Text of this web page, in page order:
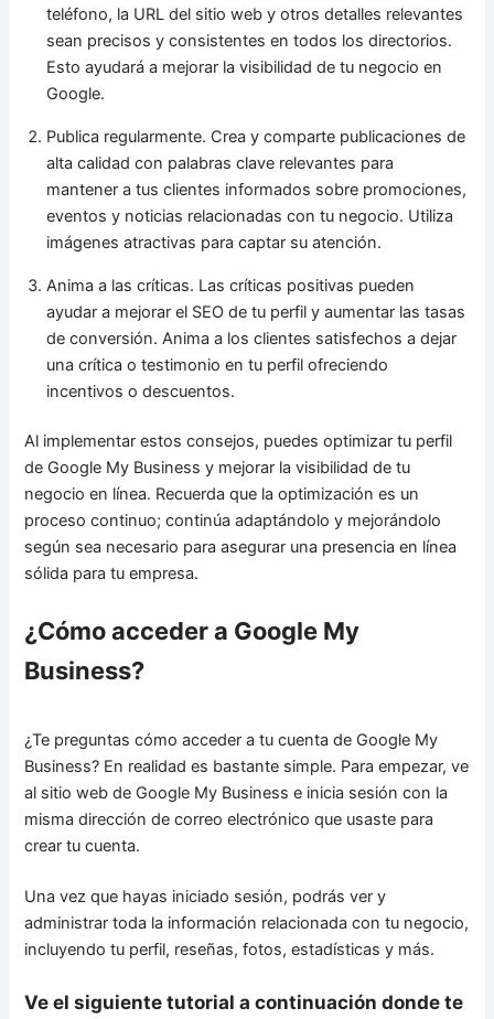
teléfono, la URL del sitio web y otros detalles relevantes
sean precisos y consistentes en todos los directorios.
Esto ayudará a mejorar la visibilidad de tu negocio en
Google.
Publica regularmente. Crea y comparte publicaciones de
alta calidad con palabras clave relevantes para
mantener a tus clientes informados sobre promociones,
eventos y noticias relacionadas con tu negocio. Utiliza
imágenes atractivas para captar su atención.
Anima a las críticas. Las críticas positivas pueden
ayudar a mejorar el SEO de tu perfil y aumentar las tasas
de conversión. Anima a los clientes satisfechos a dejar
una crítica o testimonio en tu perfil ofreciendo
incentivos o descuentos.
Al implementar estos consejos, puedes optimizar tu perfil
de Google My Business y mejorar la visibilidad de tu
negocio en línea. Recuerda que la optimización es un
proceso continuo; continúa adaptándolo y mejorándolo
según sea necesario para asegurar una presencia en línea
sólida para tu empresa.
¿Cómo acceder a Google My
Business?
¿Te preguntas cómo acceder a tu cuenta de Google My
Business? En realidad es bastante simple. Para empezar, ve
al sitio web de Google My Business e inicia sesión con la
misma dirección de correo electrónico que usaste para
crear tu cuenta.
Una vez que hayas iniciado sesión, podrás ver y
administrar toda la información relacionada con tu negocio,
incluyendo tu perfil, reseñas, fotos, estadísticas y más.
Ve el siguiente tutorial a continuación donde te